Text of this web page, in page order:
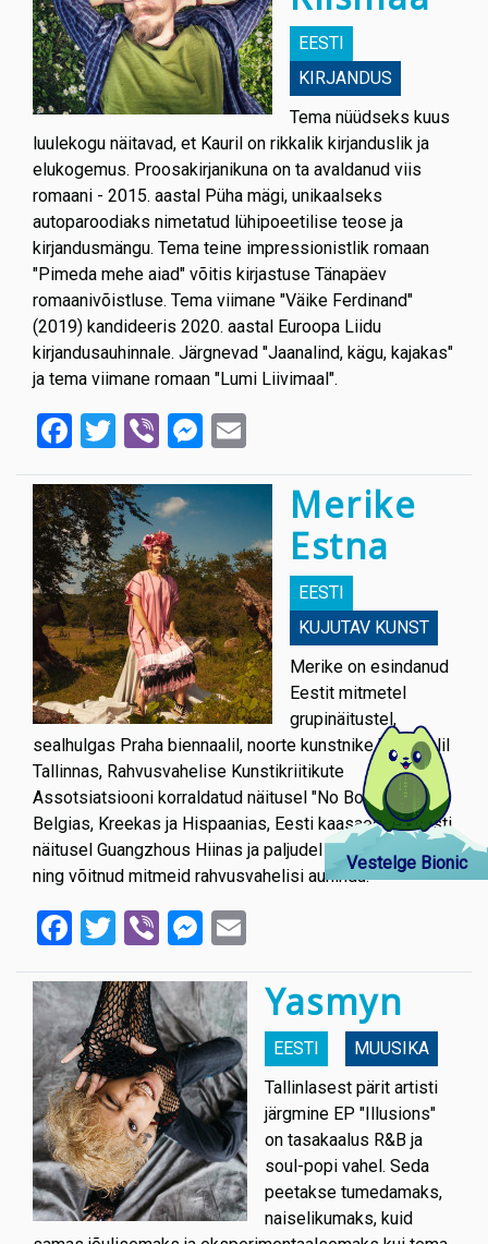
EESTI
KIRJANDUS
Tema nüüdseks kuus
luulekogu näitavad, et Kauril on rikkalik kirjanduslik ja
elukogemus. Proosakirjanikuna on ta avaldanud viis
romaani - 2015. aastal Püha mägi, unikaalseks
autoparoodiaks nimetatud lühipoeetilise teose ja
kirjandusmängu. Tema teine impressionistlik romaan
"Pimeda mehe aiad" võitis kirjastuse Tänapäev
romaanivõistluse. Tema viimane "Väike Ferdinand"
(2019) kandideeris 2020. aastal Euroopa Liidu
kirjandusauhinnale. Järgnevad "Jaanalind, kägu, kajakas"
ja tema viimane romaan "Lumi Liivimaal".
Facebook
Twitter
ViberMessenger
Merike
Estna
EESTI
KUJUTAV KUNST
Merike on esindanud
Eestit mitmetel
grupinäitustel,
sealhulgas Praha biennaalil, noorte kunstnike biennaalil
Tallinnas, Rahvusvahelise Kunstikriitikute
Assotsiatsiooni korraldatud näitusel "No Borders"
Belgias, Kreekas ja Hispaanias, Eesti kaasaegse kunsti
näitusel Guangzhous Hiinas ja paljudel muudel näitustel
ning võitnud mitmeid rahvusvahelisi auhindu.
Facebook
Twitter
ViberMessenger
Yasmyn
EESTI
MUUSIKA
Tallinlasest pärit artisti
järgmine EP "Illusions"
on tasakaalus R&B ja
soul-popi vahel. Seda
peetakse tumedamaks,
naiselikumaks, kuid
Vestelge Bionic